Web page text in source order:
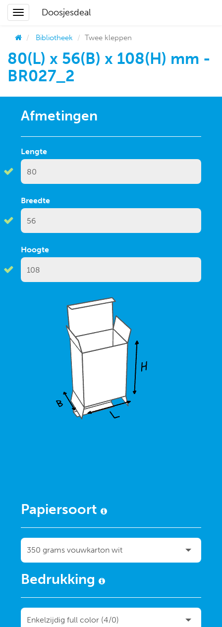
Doosjesdeal
Bibliotheek Twee kleppen
80(L) x 56(B) x 108(H) mm -
BR027_2
Afmetingen
Lengte
Breedte
Hoogte
Papiersoort
Bedrukking